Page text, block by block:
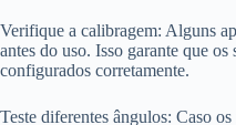
Verifique a calibragem: Alguns
antes do uso. Isso garante que os
configurados corretamente.
Teste diferentes ângulos: Caso